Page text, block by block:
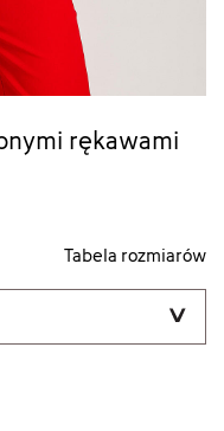
rękawami
Tabela rozmiarów